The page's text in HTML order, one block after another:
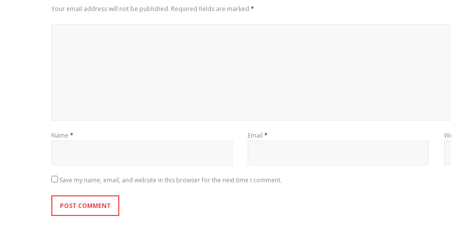
Your email address will not be published. Required fields are marked *
Name * Email *
Save my name, email, and website in this browser for the next time I comment.